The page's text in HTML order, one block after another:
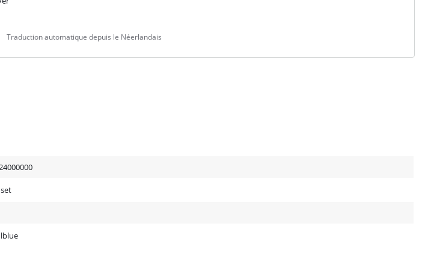
Traduction automatique depuis le Néerlandais